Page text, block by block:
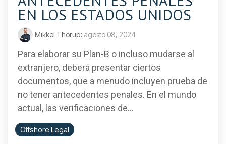
EN LOS ESTADOS UNIDOS
Mikkel Thorup: agosto 08, 2024
Para elaborar su Plan-B o incluso mudarse al
extranjero, deberá presentar ciertos
documentos, que a menudo incluyen prueba de
no tener antecedentes penales. En el mundo
actual, las verificaciones de...
Offshore Legal